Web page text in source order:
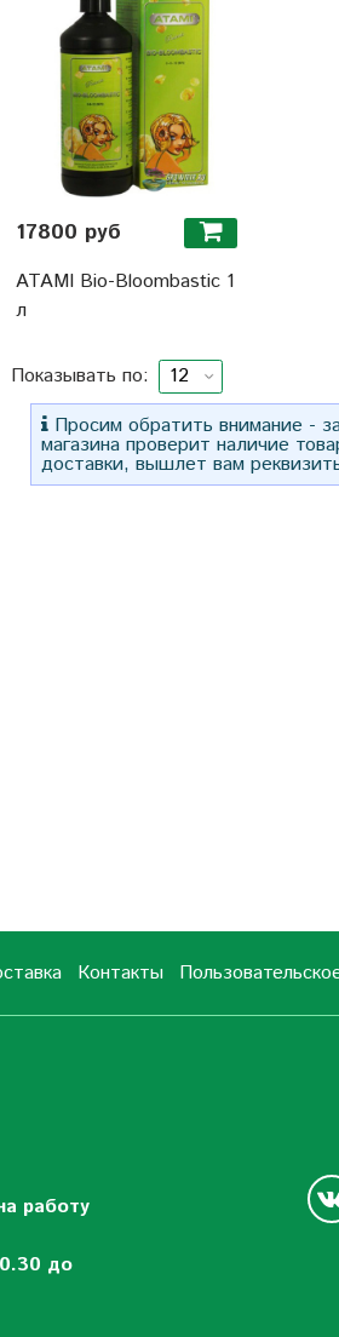
17800 руб
ATAMI Bio-Bloombastic 1
л
Показывать по:
Просим обратить внимание -
магазина проверит наличие
доставки, вышлет вам
Контакты
работу
до